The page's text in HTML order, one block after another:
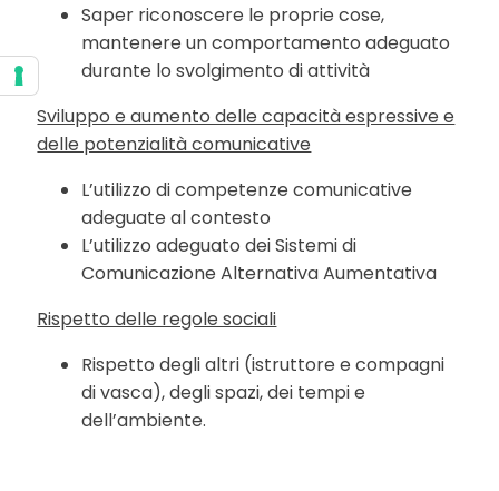
Saper riconoscere le proprie cose,
mantenere un comportamento adeguato
durante lo svolgimento di attività
Sviluppo e aumento delle capacità espressive e
delle potenzialità comunicative
L’utilizzo di competenze comunicative
adeguate al contesto
L’utilizzo adeguato dei Sistemi di
Comunicazione Alternativa Aumentativa
Rispetto delle regole sociali
Rispetto degli altri (istruttore e compagni
di vasca), degli spazi, dei tempi e
dell’ambiente.